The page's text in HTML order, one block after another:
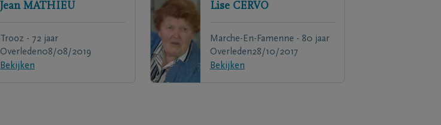
Jean MATHIEU
Trooz - 72 jaar
Overleden08/08/2019
Bekijken
Lise CERVO
Marche-En-Famenne - 80 jaar
Overleden28/10/2017
Bekijken